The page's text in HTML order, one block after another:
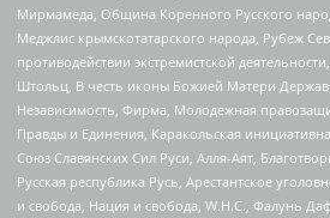
Мирмамеда, Община Коренного Русского
Меджлис крымскотатарского народа, Рубеж
противодействии экстремистской
Штольц, В честь иконы Божией Матери
Независимость, Фирма, Молодежная
Правды и Единения, Каракольская
Союз Славянских Сил Руси, Алля-Аят,
Русская республика Русь, Арестантское
и свобода, Нация и свобода, W.H.С., Фалунь